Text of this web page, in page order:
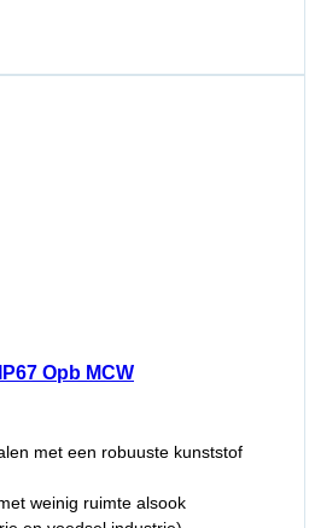
Opb MCW
met een robuuste kunststof
weinig ruimte alsook